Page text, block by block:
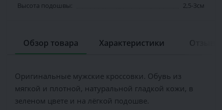
Высота подошвы:
2,5-3см
Обзор товара Характеристики
Оригинальные мужские кроссовки. Обувь из
мягкой и плотной, натуральной гладкой кожи, в
зеленом цвете и на лёгкой подошве.